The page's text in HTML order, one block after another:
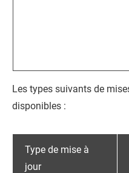
Les types suivants de
disponibles :
Type de mise à
jour